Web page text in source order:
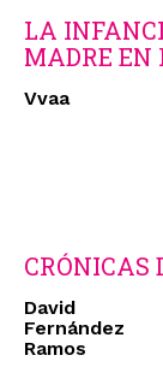
LA
MADRE EN
Vvaa
CRÓNICAS
David
Fernández
Ramos